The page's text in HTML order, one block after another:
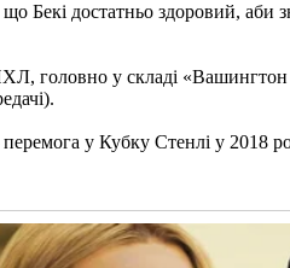
Бекі достатньо здоровий,
головно у складі «Вашингтон
у Кубку Стенлі у 2018